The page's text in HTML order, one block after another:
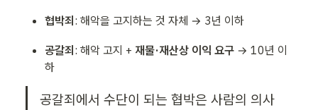
협박죄: 해악을 고지하는 것 자체 → 3년 이하
공갈죄: 해악 고지 + 재물·재산상 이익 요구 → 10년 이
하
공갈죄에서 수단이 되는 협박은 사람의 의사